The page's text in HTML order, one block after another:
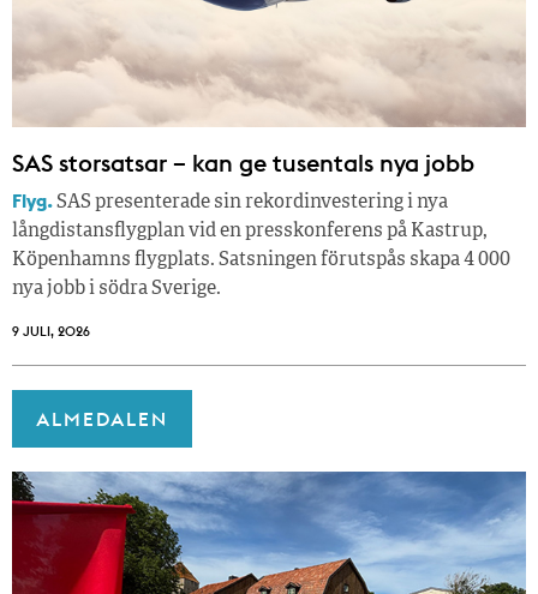
SAS storsatsar – kan ge tusentals nya jobb
Flyg.SAS presenterade sin rekordinvestering i nya
långdistansflygplan vid en presskonferens på Kastrup,
Köpenhamns flygplats. Satsningen förutspås skapa 4 000
nya jobb i södra Sverige.
9 JULI, 2026
ALMEDALEN